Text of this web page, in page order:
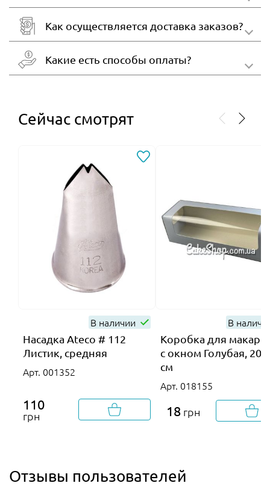
Как осуществляется доставка заказов?
Какие есть способы оплаты?
Сейчас смотрят
В наличии
Насадка Ateco # 112
Листик, средняя
Арт. 001352
110
грн
В
Коробка для
с окном Голубая,
см
Арт. 018155
18 грн
Отзывы пользователей